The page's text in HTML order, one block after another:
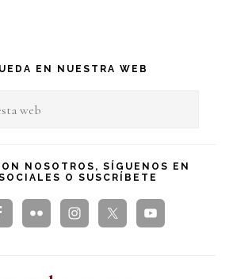
EN NUESTRA WEB
NOSOTROS, SÍGUENOS EN
O SUSCRÍBETE